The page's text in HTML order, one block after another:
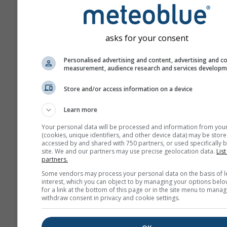
GFS-40
180 h (3-hourly)
NAM-12
North
12.0 km
hourly)
North America 5.0 km
48 h
NAM-3
60 h
HRRR-2
North America 3.0 km
17 h
asks for your consent
Personalised advertising and content, advertising and
measurement, audience research and services
Store and/or access information on a device
Learn more
Your personal data will be processed and information from
(cookies, unique identifiers, and other device data) may be
accessed by and shared with 750 partners, or used specifically
site. We and our partners may use precise geolocation data.
partners.
Some vendors may process your personal data on the basis of
interest, which you can object to by managing your options
for a link at the bottom of this page or in the site menu to
withdraw consent in privacy and cookie settings.